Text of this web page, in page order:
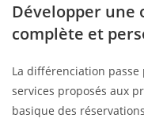
Développer une
complète et
La différenciation passe
services proposés aux
basique des